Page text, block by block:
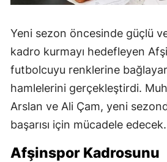
Yeni sezon öncesinde güçlü
kadro kurmayı hedefleyen
futbolcuyu renklerine
hamlelerini gerçekleştirdi.
Arslan ve Ali Çam, yeni
başarısı için mücadele edecek.
Afşinspor Kadrosunu